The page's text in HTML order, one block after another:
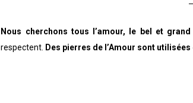
Nous cherchons tous l’amour, le bel et grand
respectent. Des pierres de l’Amour sont